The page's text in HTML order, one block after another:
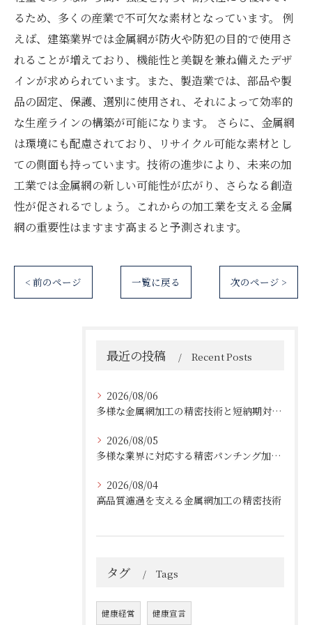
るため、多くの産業で不可欠な素材となっています。 例
えば、建築業界では金属網が防火や防犯の目的で使用さ
れることが増えており、機能性と美観を兼ね備えたデザ
インが求められています。また、製造業では、部品や製
品の固定、保護、選別に使用され、それによって効率的
な生産ラインの構築が可能になります。 さらに、金属網
は環境にも配慮されており、リサイクル可能な素材とし
ての側面も持っています。技術の進歩により、未来の加
工業では金属網の新しい可能性が広がり、さらなる創造
性が促されるでしょう。これからの加工業を支える金属
網の重要性はますます高まると予測されます。
< 前のページ 一覧に戻る 次のページ >
最近の投稿 Recent Posts
2026/08/06
多様な金属網加工の精密技術と短納期対応の実例
2026/08/05
多様な業界に対応する精密パンチング加工の実践技術
2026/08/04
高品質濾過を支える金属網加工の精密技術
タグ Tags
健康経営 健康宣言